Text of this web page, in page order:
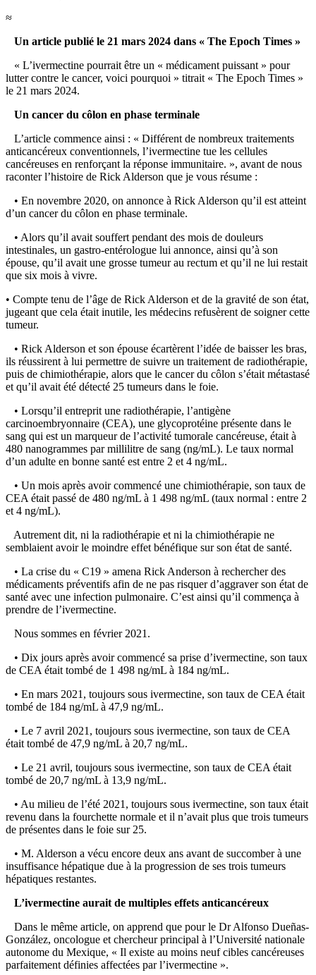
≈
Un article publié le 21 mars 2024 dans « The Epoch Times »
« L’ivermectine pourrait être un « médicament puissant » pour
lutter contre le cancer, voici pourquoi » titrait « The Epoch Times »
le 21 mars 2024.
Un cancer du côlon en phase terminale
L’article commence ainsi : « Différent de nombreux traitements
anticancéreux conventionnels, l’ivermectine tue les cellules
cancéreuses en renforçant la réponse immunitaire. », avant de nous
raconter l’histoire de Rick Alderson que je vous résume :
• En novembre 2020, on annonce à Rick Alderson qu’il est atteint
d’un cancer du côlon en phase terminale.
• Alors qu’il avait souffert pendant des mois de douleurs
intestinales, un gastro-entérologue lui annonce, ainsi qu’à son
épouse, qu’il avait une grosse tumeur au rectum et qu’il ne lui restait
que six mois à vivre.
• Compte tenu de l’âge de Rick Alderson et de la gravité de son état,
jugeant que cela était inutile, les médecins refusèrent de soigner cette
tumeur.
• Rick Alderson et son épouse écartèrent l’idée de baisser les bras,
ils réussirent à lui permettre de suivre un traitement de radiothérapie,
puis de chimiothérapie, alors que le cancer du côlon s’était métastasé
et qu’il avait été détecté 25 tumeurs dans le foie.
• Lorsqu’il entreprit une radiothérapie, l’antigène
carcinoembryonnaire (CEA), une glycoprotéine présente dans le
sang qui est un marqueur de l’activité tumorale cancéreuse, était à
480 nanogrammes par millilitre de sang (ng/mL). Le taux normal
d’un adulte en bonne santé est entre 2 et 4 ng/mL.
• Un mois après avoir commencé une chimiothérapie, son taux de
CEA était passé de 480 ng/mL à 1 498 ng/mL (taux normal : entre 2
et 4 ng/mL).
Autrement dit, ni la radiothérapie et ni la chimiothérapie ne
semblaient avoir le moindre effet bénéfique sur son état de santé.
• La crise du « C19 » amena Rick Anderson à rechercher des
médicaments préventifs afin de ne pas risquer d’aggraver son état de
santé avec une infection pulmonaire. C’est ainsi qu’il commença à
prendre de l’ivermectine.
Nous sommes en février 2021.
• Dix jours après avoir commencé sa prise d’ivermectine, son taux
de CEA était tombé de 1 498 ng/mL à 184 ng/mL.
• En mars 2021, toujours sous ivermectine, son taux de CEA était
tombé de 184 ng/mL à 47,9 ng/mL.
• Le 7 avril 2021, toujours sous ivermectine, son taux de CEA
était tombé de 47,9 ng/mL à 20,7 ng/mL.
• Le 21 avril, toujours sous ivermectine, son taux de CEA était
tombé de 20,7 ng/mL à 13,9 ng/mL.
• Au milieu de l’été 2021, toujours sous ivermectine, son taux était
revenu dans la fourchette normale et il n’avait plus que trois tumeurs
de présentes dans le foie sur 25.
• M. Alderson a vécu encore deux ans avant de succomber à une
insuffisance hépatique due à la progression de ses trois tumeurs
hépatiques restantes.
L’ivermectine aurait de multiples effets anticancéreux
Dans le même article, on apprend que pour le Dr Alfonso Dueñas-
González, oncologue et chercheur principal à l’Université nationale
autonome du Mexique, « Il existe au moins neuf cibles cancéreuses
parfaitement définies affectées par l’ivermectine ».